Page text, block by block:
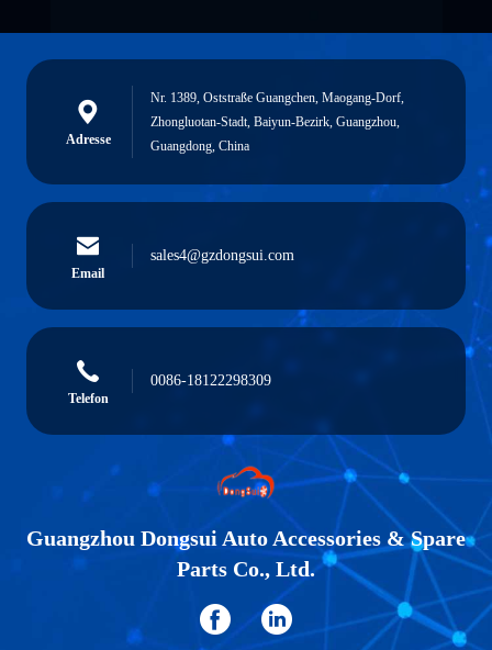
Adresse
Nr. 1389, Oststraße Guangchen, Maogang-Dorf,
Zhongluotan-Stadt, Baiyun-Bezirk, Guangzhou,
Guangdong, China
Email
sales4@gzdongsui.com
Telefon
0086-18122298309
Guangzhou Dongsui Auto Accessories & Spare
Parts Co., Ltd.